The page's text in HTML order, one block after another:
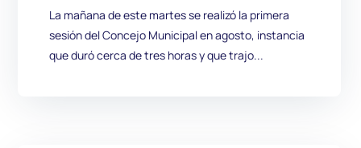
La mañana de este martes se realizó la primera
sesión del Concejo Municipal en agosto, instancia
que duró cerca de tres horas y que trajo...